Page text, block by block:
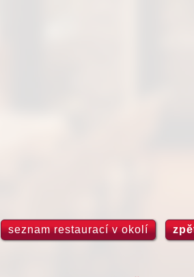
seznam restaurací v okolí